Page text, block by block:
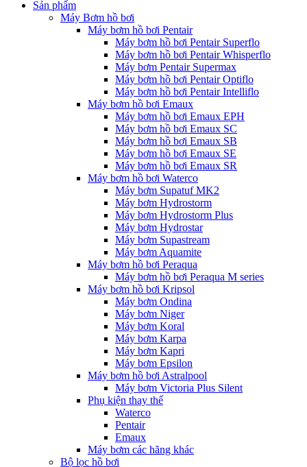
Sản phẩm
Máy Bơm hồ bơi
Máy bơm hồ bơi Pentair
Máy bơm hồ bơi Pentair Superflo
Máy bơm hồ bơi Pentair Whisperflo
Máy bơm Pentair Supermax
Máy bơm hồ bơi Pentair Optiflo
Máy bơm hồ bơi Pentair Intelliflo
Máy bơm hồ bơi Emaux
Máy bơm hồ bơi Emaux EPH
Máy bơm hồ bơi Emaux SC
Máy bơm hồ bơi Emaux SB
Máy bơm hồ bơi Emaux SE
Máy bơm hồ bơi Emaux SR
Máy bơm hồ bơi Waterco
Máy bơm Supatuf MK2
Máy bơm Hydrostorm
Máy bơm Hydrostorm Plus
Máy bơm Hydrostar
Máy bơm Supastream
Máy bơm Aquamite
Máy bơm hồ bơi Peraqua
Máy bơm hồ bơi Peraqua M series
Máy bơm hồ bơi Kripsol
Máy bơm Ondina
Máy bơm Niger
Máy bơm Koral
Máy bơm Karpa
Máy bơm Kapri
Máy bơm Epsilon
Máy bơm hồ bơi Astralpool
Máy bơm Victoria Plus Silent
Phụ kiện thay thế
Waterco
Pentair
Emaux
Máy bơm các hãng khác
Bộ lọc hồ bơi